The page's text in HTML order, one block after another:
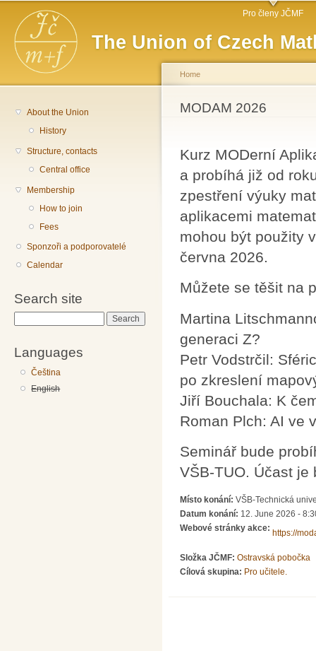
The Union of Czech
Main menu Pro členy JČMF
About the Union
History
Structure, contacts
Central office
Membership
How to join
Fees
Sponzoři a podporovatelé
Calendar
Search site
Languages
Čeština
English
You are here
Home
MODAM 2026
Kurz MODerní
a probíhá již od
zpestření výuky
aplikacemi
mohou být použity
června 2026.
Můžete se těšit na
Martina
generaci Z?
Petr Vodstrčil:
po zkreslení
Jiří Bouchala: K
Roman Plch: AI ve
Seminář bude
VŠB-TUO. Účast
Místo konání: VŠB-Technická
Datum konání: 12. June 2026 -
Webové stránky akce:
https://
Složka JČMF: Ostravská pobočka
Cílová skupina: Pro učitele.